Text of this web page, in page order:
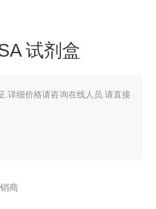
试剂盒
.详细价格请咨询在线人员.请直接
商